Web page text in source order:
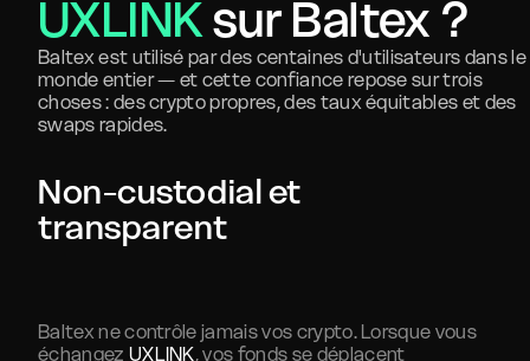
UXLINKsur Baltex ?
Baltex est utilisé par des centaines d'utilisateurs dans le
monde entier — et cette confiance repose sur trois
choses : des crypto propres, des taux équitables et des
swaps rapides.
Non-custodial et
transparent
Baltex ne contrôle jamais vos crypto. Lorsque vous
échangez UXLINK, vos fonds se déplacent